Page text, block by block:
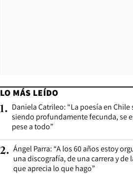
LO MÁS LEÍDO
1. Daniela Catrileo: “La poesía en Chile
siendo profundamente fecunda, se
pese a todo”
2. Ángel Parra: “A los 60 años estoy
una discografía, de una carrera y de
que aprecia lo que hago”